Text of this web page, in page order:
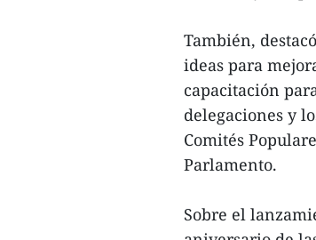
También,
ideas para
capacitación
delegaciones y
Comités
Parlamento.
Sobre el